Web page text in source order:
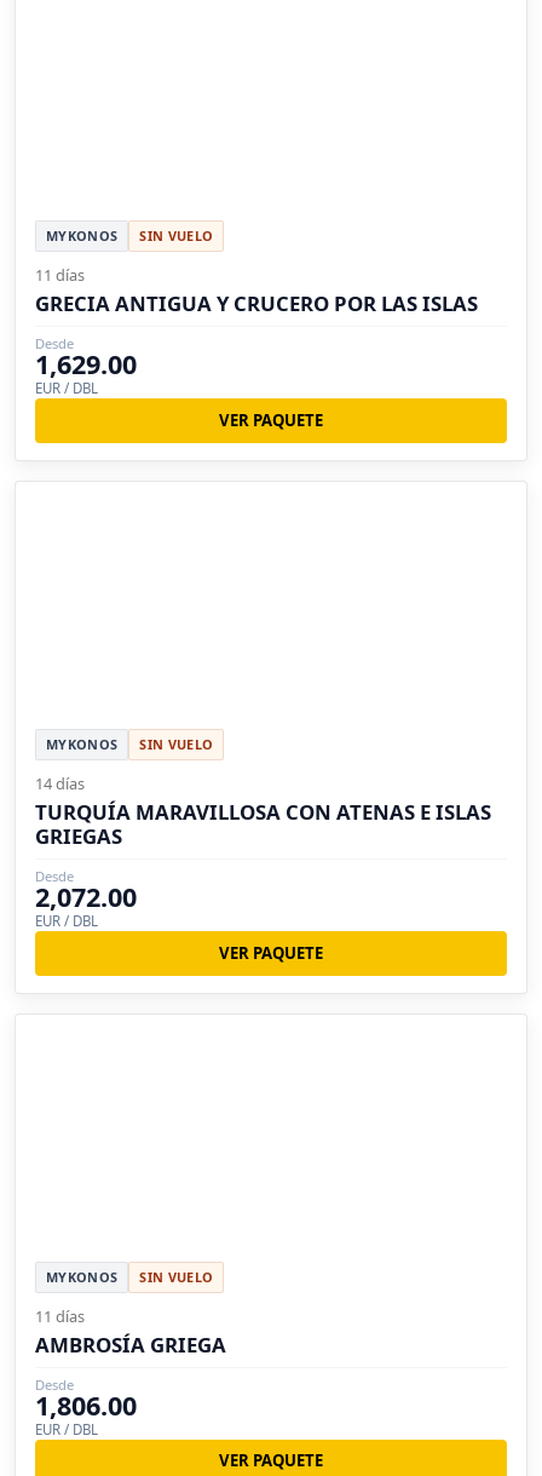
MYKONOS SIN VUELO
11 días
GRECIA ANTIGUA Y CRUCERO POR LAS ISLAS
Desde
1,629.00
EUR / DBL
VER PAQUETE
MYKONOS SIN VUELO
14 días
TURQUÍA MARAVILLOSA CON ATENAS E ISLAS
GRIEGAS
Desde
2,072.00
EUR / DBL
VER PAQUETE
MYKONOS SIN VUELO
11 días
AMBROSÍA GRIEGA
Desde
1,806.00
EUR / DBL
VER PAQUETE